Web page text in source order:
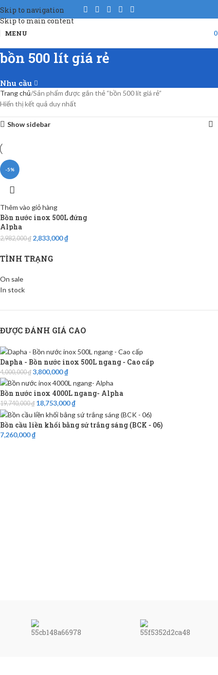
Skip to navigation
Skip to main content
MENU
bồn 500 lít giá rẻ
Nhu cầu
TÌNH TRẠNG
On sale
In stock
ĐƯỢC ĐÁNH GIÁ CAO
Dapha - Bồn nước inox 500L ngang - Cao cấp
4,000,000₫ 3,800,000₫
Bồn nước inox 4000L ngang- Alpha
19,740,000₫ 18,753,000₫
Bồn cầu liền khối bằng sứ trắng sáng (BCK - 06)
7,260,000₫
Trang chủ Sản phẩm được gắn thẻ “bồn 500 lít giá rẻ”
Hiển thị kết quả duy nhất
Show sidebar
-5%
Thêm vào giỏ hàng
Bồn nước inox 500L đứng
Alpha
2,982,000₫ 2,833,000₫